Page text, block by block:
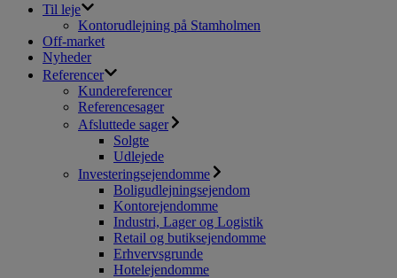
Til leje
Kontorudlejning på Stamholmen
Off-market
Nyheder
Referencer
Kundereferencer
Referencesager
Afsluttede sager
Solgte
Udlejede
Investeringsejendomme
Boligudlejningsejendom
Kontorejendomme
Industri, Lager og Logistik
Retail og butiksejendomme
Erhvervsgrunde
Hotelejendomme